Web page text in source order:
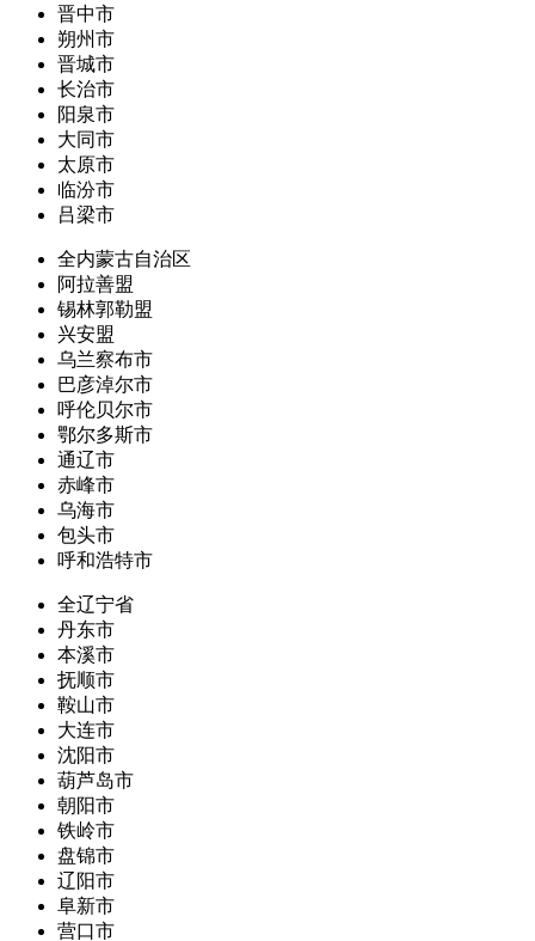
晋中市
朔州市
晋城市
长治市
阳泉市
大同市
太原市
临汾市
吕梁市
全内蒙古自治区
阿拉善盟
锡林郭勒盟
兴安盟
乌兰察布市
巴彦淖尔市
呼伦贝尔市
鄂尔多斯市
通辽市
赤峰市
乌海市
包头市
呼和浩特市
全辽宁省
丹东市
本溪市
抚顺市
鞍山市
大连市
沈阳市
葫芦岛市
朝阳市
铁岭市
盘锦市
辽阳市
阜新市
营口市